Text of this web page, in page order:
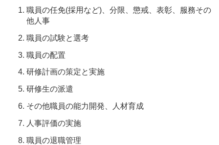
職員の任免(採用など)、分限、懲戒、表彰、服務その
他人事
職員の試験と選考
職員の配置
研修計画の策定と実施
研修生の派遣
その他職員の能力開発、人材育成
人事評価の実施
職員の退職管理